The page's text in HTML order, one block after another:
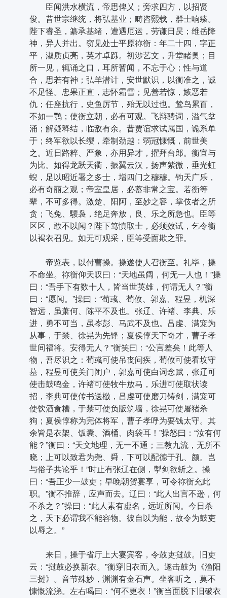
臣闻洪水横流，帝思俾乂；旁求四方，以招贤
俊。昔世宗继统，将弘基业；畴咨熙载，群士响臻。
陛下睿圣，纂承基绪，遭遇厄运，劳谦日昃；维岳降
神，异人并出。窃见处士平原祢衡：年二十四，字正
平，淑质贞亮，英才卓跞。初涉艺文，升堂睹奥；目
所一见，辄诵之口，耳所暂闻，不忘于心；性与道
合，思若有神；弘羊潜计，安世默识，以衡准之，诚
不足怪。忠果正直，志怀霜雪；见善若惊，嫉恶若
仇；任座抗行，史鱼厉节，殆无以过也。鸷鸟累百，
不如一鹗；使衡立朝，必有可观。飞辩骋词，溢气坌
涌；解疑释结，临敌有余。昔贾谊求试属国，诡系单
于；终军欲以长缨，牵制劲越：弱冠慷慨，前世美
之。近日路粹、严象，亦用异才，擢拜台郎。衡宜与
为比。如得龙跃天衢，振翼云汉，扬声紫微，垂光虹
蜺，足以昭近署之多士，增四门之穆穆。钧天广乐，
必有奇丽之观；帝室皇居，必蓄非常之宝。若衡等
辈，不可多得。激楚、阳阿，至妙之容，掌伎者之所
贪；飞兔、騕袅，绝足奔放，良、乐之所急也。臣等
区区，敢不以闻？陛下笃慎取士，必须效试，乞令衡
以褐衣召见。如无可观采，臣等受面欺之罪。
帝览表，以付曹操。操遂使人召衡至。礼毕，操
不命坐。祢衡仰天叹曰：“天地虽阔，何无一人也！”操
曰：“吾手下有数十人，皆当世英雄，何谓无人？”衡
曰：“愿闻。”操曰：“荀彧、荀攸、郭嘉、程昱，机深
智远，虽萧何、陈平不及也。张辽、许褚、李典、乐
进，勇不可当，虽岑彭、马武不及也。吕虔、满宠为
从事，于禁、徐晃为先锋；夏侯惇天下奇才，曹子孝
世间福将。安得无人？”衡笑曰：“公言差矣！此等人
物，吾尽识之：荀彧可使吊丧问疾，荀攸可使看坟守
墓，程昱可使关门闭户，郭嘉可使白词念赋，张辽可
使击鼓鸣金，许褚可使牧牛放马，乐进可使取状读
招，李典可使传书送檄，吕虔可使磨刀铸剑，满宠可
使饮酒食糟，于禁可使负版筑墙，徐晃可使屠猪杀
狗；夏侯惇称为完体将军，曹子孝呼为要钱太守。其
余皆是衣架、饭囊、酒桶、肉袋耳！”操怒曰：“汝有何
能？”衡曰：“天文地理，无一不通；三教九流，无所不
晓；上可以致君为尧、舜，下可以配德于孔、颜。岂
与俗子共论乎！”时止有张辽在侧，掣剑欲斩之。操
曰：“吾正少一鼓吏；早晚朝贺宴享，可令祢衡充此
职。”衡不推辞，应声而去。辽曰：“此人出言不逊，何
不杀之？”操曰：“此人素有虚名，远近所闻。今日杀
之，天下必谓我不能容物。彼自以为能，故令为鼓吏
以辱之。”
来日，操于省厅上大宴宾客，令鼓吏挝鼓。旧吏
云：“挝鼓必换新衣。”衡穿旧衣而入。遂击鼓为《渔阳
三挝》。音节殊妙，渊渊有金石声。坐客听之，莫不
慷慨流涕。左右喝曰：“何不更衣！”衡当面脱下旧破衣